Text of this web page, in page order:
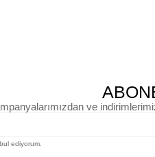
ve
ediyorum.